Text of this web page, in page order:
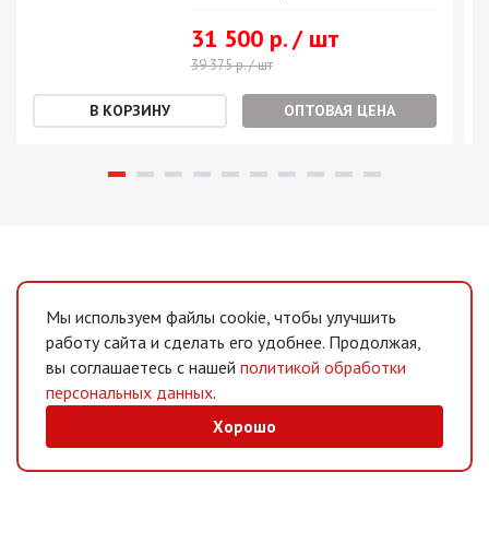
31 500 р. / шт
39 375 р. / шт
ОПТОВАЯ ЦЕНА
Мы используем файлы cookie, чтобы улучшить
работу сайта и сделать его удобнее. Продолжая,
вы соглашаетесь с нашей политикой обработки
персональных данных.
Хорошо